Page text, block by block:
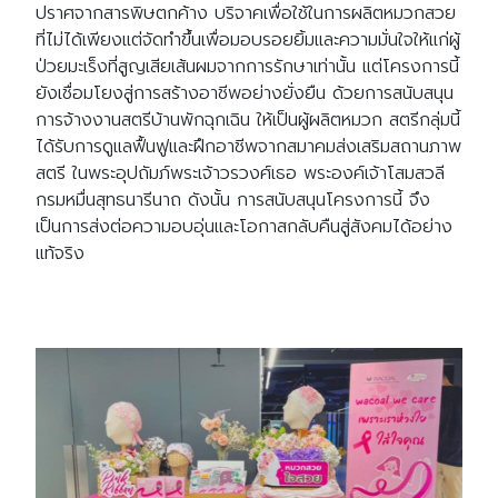
ปราศจากสารพิษตกค้าง บริจาคเพื่อใช้ในการผลิตหมวกสวย
ที่ไม่ได้เพียงแต่จัดทำขึ้นเพื่อมอบรอยยิ้มและความมั่นใจให้แก่ผู้
ป่วยมะเร็งที่สูญเสียเส้นผมจากการรักษาเท่านั้น แต่โครงการนี้
ยังเชื่อมโยงสู่การสร้างอาชีพอย่างยั่งยืน ด้วยการสนับสนุน
การจ้างงานสตรีบ้านพักฉุกเฉิน ให้เป็นผู้ผลิตหมวก สตรีกลุ่มนี้
ได้รับการดูแลฟื้นฟูและฝึกอาชีพจากสมาคมส่งเสริมสถานภาพ
สตรี ในพระอุปถัมภ์พระเจ้าวรวงศ์เธอ พระองค์เจ้าโสมสวลี
กรมหมื่นสุทธนารีนาถ ดังนั้น การสนับสนุนโครงการนี้ จึง
เป็นการส่งต่อความอบอุ่นและโอกาสกลับคืนสู่สังคมได้อย่าง
แท้จริง